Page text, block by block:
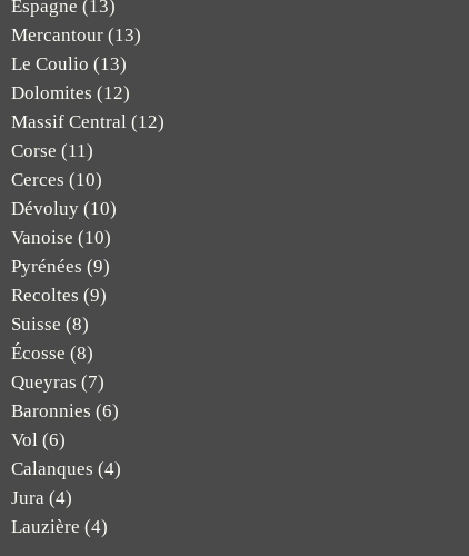
Espagne (13)
Mercantour (13)
Le Coulio (13)
Dolomites (12)
Massif Central (12)
Corse (11)
Cerces (10)
Dévoluy (10)
Vanoise (10)
Pyrénées (9)
Recoltes (9)
Suisse (8)
Écosse (8)
Queyras (7)
Baronnies (6)
Vol (6)
Calanques (4)
Jura (4)
Lauzière (4)